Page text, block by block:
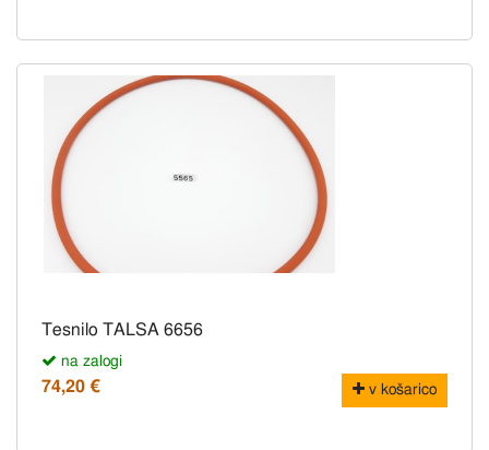
Tesnilo TALSA 6656
na zalogi
74,20 € v košarico